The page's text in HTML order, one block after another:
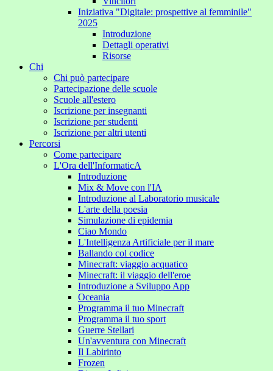
Iniziativa "Digitale: prospettive al femminile"
2025
Introduzione
Dettagli operativi
Risorse
Chi
Chi può partecipare
Partecipazione delle scuole
Scuole all'estero
Iscrizione per insegnanti
Iscrizione per studenti
Iscrizione per altri utenti
Percorsi
Come partecipare
L'Ora dell'InformaticA
Introduzione
Mix & Move con l'IA
Introduzione al Laboratorio musicale
L'arte della poesia
Simulazione di epidemia
Ciao Mondo
L'Intelligenza Artificiale per il mare
Ballando col codice
Minecraft: viaggio acquatico
Minecraft: il viaggio dell'eroe
Introduzione a Sviluppo App
Oceania
Programma il tuo Minecraft
Programma il tuo sport
Guerre Stellari
Un'avventura con Minecraft
Il Labirinto
Frozen